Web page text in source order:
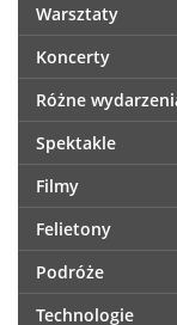
Warsztaty
Koncerty
Różne
Spektakle
Filmy
Felietony
Podróże
Technologie